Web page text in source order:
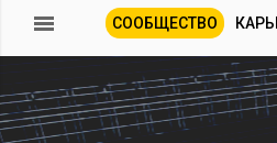
СООБЩЕСТВО